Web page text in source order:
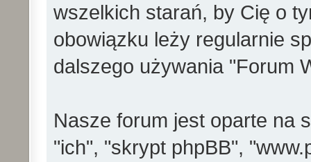
wszelkich starań, by Cię o
obowiązku leży regularnie
dalszego używania "Forum
Nasze forum jest oparte na
"ich", "skrypt phpBB",